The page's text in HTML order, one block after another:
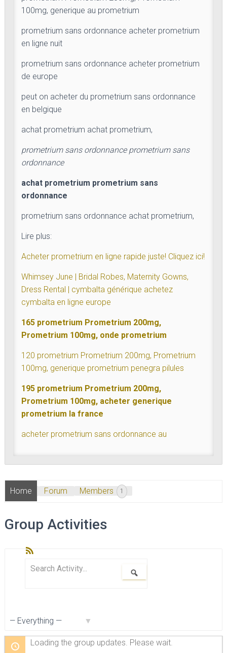
100mg, generique au prometrium
prometrium sans ordonnance acheter prometrium
en ligne nuit
prometrium sans ordonnance acheter prometrium
de europe
peut on acheter du prometrium sans ordonnance
en belgique
achat prometrium achat prometrium,
prometrium sans ordonnance prometrium sans
ordonnance
achat prometrium prometrium sans
ordonnance
prometrium sans ordonnance achat prometrium,
Lire plus:
Acheter prometrium en ligne rapide juste! Cliquez ici!
Whimsey June | Bridal Robes, Maternity Gowns,
Dress Rental | cymbalta générique achetez
cymbalta en ligne europe
165 prometrium Prometrium 200mg,
Prometrium 100mg, onde prometrium
120 prometrium Prometrium 200mg, Prometrium
100mg, generique prometrium penegra pilules
195 prometrium Prometrium 200mg,
Prometrium 100mg, acheter generique
prometrium la france
acheter prometrium sans ordonnance au
Home Forum Members 1
Group Activities
Search
Loading the group updates. Please wait.